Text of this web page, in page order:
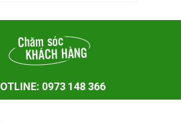
0973 148 366